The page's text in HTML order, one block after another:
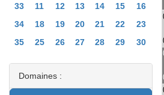
33
11 12 13 14 15
16
34
18 19 20 21 22
23
35
25 26 27 28 29 30
Domaines :